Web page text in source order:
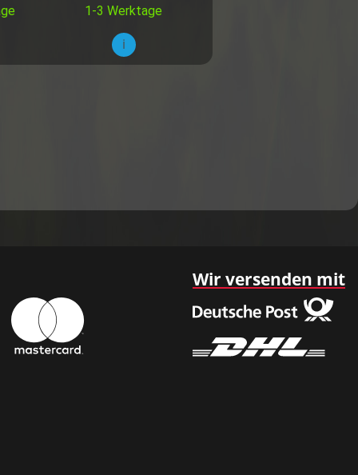
1-3 Werktage
i
Wir versenden mit